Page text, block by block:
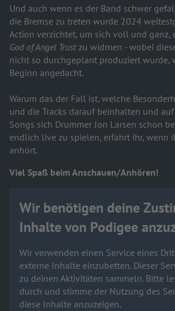
Und auch wenn es der Band schwer
die Bremse zu treten wurde 2024
Action verzichtet, um sich voll und ganz,
God of Angel Trustzu widmen - wobei
nicht so durchgeplant produziert wurde,
Beginn angedacht.
Warum das der Fall ist, welche
und die Tracks darauf beinhalten und
Songs sich Drummer Jon Larsen schon
endlich live zu spielen, erfahrt ihr, wenn
anhört.
Viel Spaß beim Anschauen/Anhören!
Wir benötigen deine
Inhalte von Podigee
Wir verwenden einen Service eines
externe Inhalte einzubetten. Dieser
zu deinen Aktivitäten sammeln. Bitte
durch und stimme der Nutzung des
diese Inhalte anzuzeigen.